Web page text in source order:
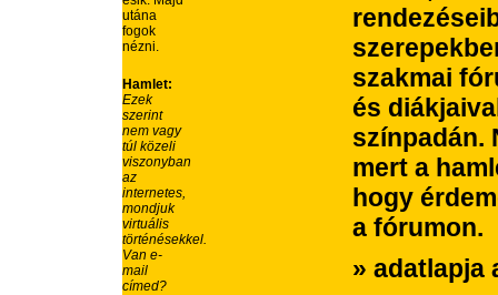
utána
fogok
nézni.
Hamlet:
Ezek
szerint
nem vagy
túl közeli
viszonyban
az
internetes,
mondjuk
virtuális
történésekkel.
Van e-
mail
címed?
szakmai
és
színpadán.
mert a
hogy
a fórumon.
» adatlapja